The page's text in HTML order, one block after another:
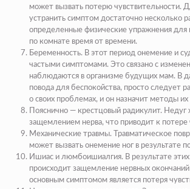
может вызвать потерю чувствительности.
устранить симптом достаточно несколько
определенные физические упражнения для
по комнате время от времени.
Беременность. В этот период онемение и
частыми симптомами. Это связано с
наблюдаются в организме будущих мам. В
повода для беспокойства, просто следует
о своих проблемах, и он назначит методы их
Пояснично — крестцовый радикулит. Недуг
защемлением нерва, что приводит к потере
Механические травмы. Травматическое
может вызвать онемение ног в результате
Ишиас и люмбоишиалгия. В результате этих
происходит защемление нервных
основным симптомом является потеря